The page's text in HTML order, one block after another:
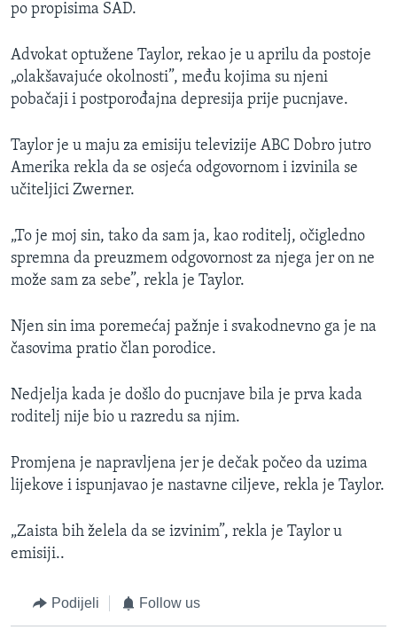
po propisima SAD.
Advokat optužene Taylor, rekao je u aprilu da postoje
„olakšavajuće okolnosti”, među kojima su njeni
pobačaji i postporođajna depresija prije pucnjave.
Taylor je u maju za emisiju televizije ABC Dobro jutro
Amerika rekla da se osjeća odgovornom i izvinila se
učiteljici Zwerner.
„To je moj sin, tako da sam ja, kao roditelj, očigledno
spremna da preuzmem odgovornost za njega jer on ne
može sam za sebe”, rekla je Taylor.
Njen sin ima poremećaj pažnje i svakodnevno ga je na
časovima pratio član porodice.
Nedjelja kada je došlo do pucnjave bila je prva kada
roditelj nije bio u razredu sa njim.
Promjena je napravljena jer je dečak počeo da uzima
lijekove i ispunjavao je nastavne ciljeve, rekla je Taylor.
„Zaista bih želela da se izvinim”, rekla je Taylor u
emisiji..
Podijeli Follow us